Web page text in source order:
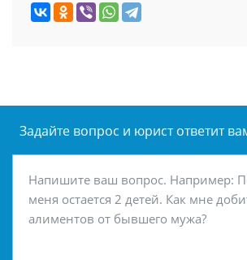
Задайте вопрос и юрист ответит